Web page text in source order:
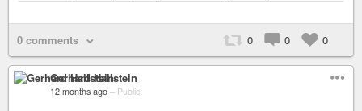
0 comments 0 0 0
Gerhard Hallstein
12 months ago – Public